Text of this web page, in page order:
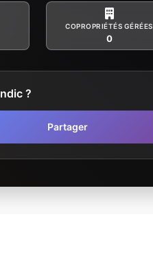
COPROPRIÉTÉS GÉRÉES
0
?
Partager